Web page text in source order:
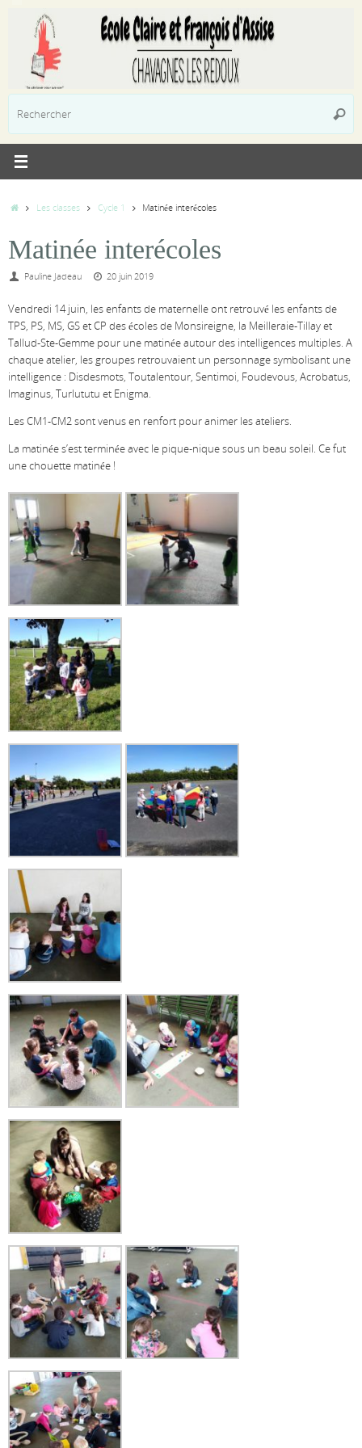
contenu
:
AccueilLes classes Cycle 1 Matinée interécoles
Matinée interécoles
Pauline Jadeau 20 juin 2019
Vendredi 14 juin, les enfants de maternelle ont retrouvé les enfants de
TPS, PS, MS, GS et CP des écoles de Monsireigne, la Meilleraie-Tillay et
Tallud-Ste-Gemme pour une matinée autour des intelligences multiples. A
chaque atelier, les groupes retrouvaient un personnage symbolisant une
intelligence : Disdesmots, Toutalentour, Sentimoi, Foudevous, Acrobatus,
Imaginus, Turlututu et Enigma.
Les CM1-CM2 sont venus en renfort pour animer les ateliers.
La matinée s’est terminée avec le pique-nique sous un beau soleil. Ce fut
une chouette matinée !